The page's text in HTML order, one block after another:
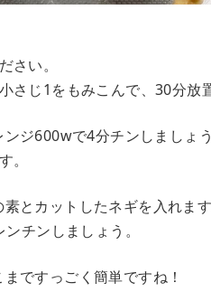
さい。
さじ1をもみこんで、30分放
ジ600wで4分チンしましょう
。
とカットしたネギを入れます
チンしましょう。
ですっごく簡単ですね！